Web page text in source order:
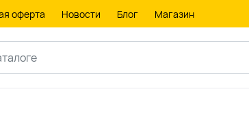
оферта Новости Блог Магазин